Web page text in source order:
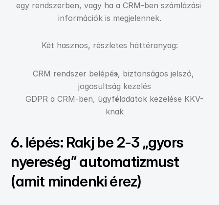
egy rendszerben, vagy ha a CRM-ben számlázási
információk is megjelennek.
Két hasznos, részletes háttéranyag:
CRM rendszer belépés, biztonságos jelszó,
jogosultság kezelés
GDPR a CRM-ben, ügyféladatok kezelése KKV-
knak
6. lépés: Rakj be 2-3 „gyors
nyereség” automatizmust
(amit mindenki érez)